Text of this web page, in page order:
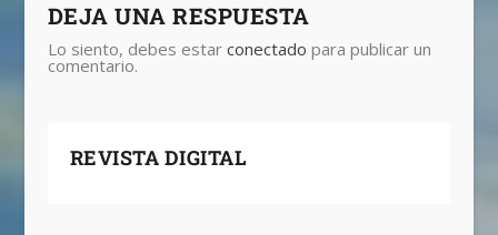
DEJA UNA RESPUESTA
Lo siento, debes estar conectado para publicar un
comentario.
REVISTA DIGITAL